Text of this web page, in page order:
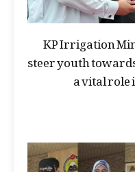
KP Irrigation
steer youth
a vital